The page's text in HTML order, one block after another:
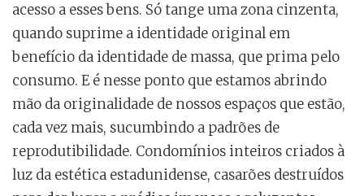
acesso a esses bens. Só tange uma zona cinzenta,
quando suprime a identidade original em
benefício da identidade de massa, que prima pelo
consumo. E é nesse ponto que estamos abrindo
mão da originalidade de nossos espaços que estão,
cada vez mais, sucumbindo a padrões de
reprodutibilidade. Condomínios inteiros criados à
luz da estética estadunidense, casarões destruídos